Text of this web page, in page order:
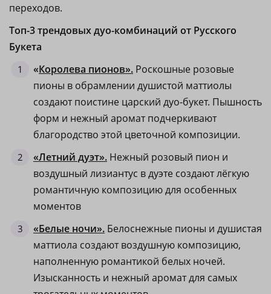
переходов.
Топ-3 трендовых дуо-комбинаций от Русского
Букета
«Королева пионов». Роскошные розовые
пионы в обрамлении душистой маттиолы
создают поистине царский дуо-букет. Пышность
форм и нежный аромат подчеркивают
благородство этой цветочной композиции.
«Летний дуэт». Нежный розовый пион и
воздушный лизиантус в дуэте создают лёгкую
романтичную композицию для особенных
моментов
«Белые ночи». Белоснежные пионы и душистая
маттиола создают воздушную композицию,
наполненную романтикой белых ночей.
Изысканность и нежный аромат для самых